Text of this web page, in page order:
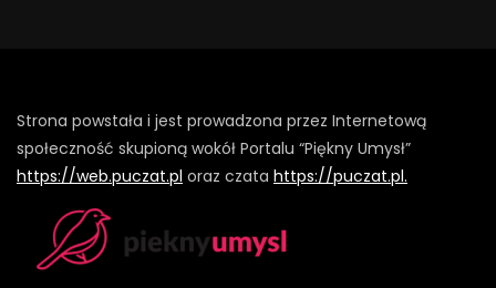
Strona powstała i jest prowadzona przez Internetową
społeczność skupioną wokół Portalu “Piękny Umysł”
https://web.puczat.pl oraz czata https://puczat.pl.